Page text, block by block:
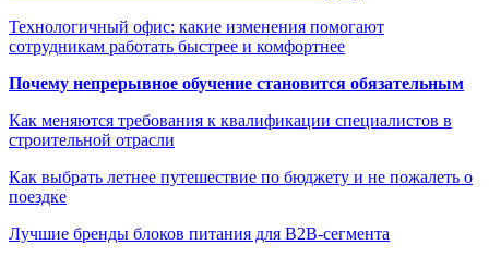
Технологичный офис: какие изменения помогают
сотрудникам работать быстрее и комфортнее
Почему непрерывное обучение становится обязательным
Как меняются требования к квалификации специалистов в
строительной отрасли
Как выбрать летнее путешествие по бюджету и не пожалеть о
поездке
Лучшие бренды блоков питания для B2B-сегмента